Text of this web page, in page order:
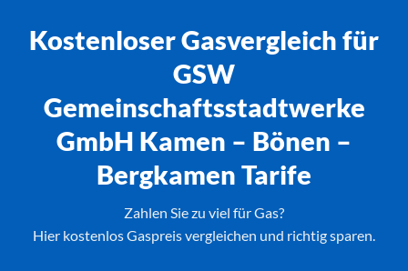
Kostenloser Gasvergleich für
GSW
Gemeinschaftsstadtwerke
GmbH Kamen – Bönen –
Bergkamen Tarife
Zahlen Sie zu viel für Gas?
Hier kostenlos Gaspreis vergleichen und richtig sparen.